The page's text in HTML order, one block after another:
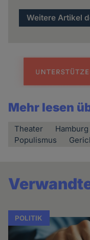
Weitere Artikel
Mehr lesen
Theater Hamburg
Populismus
POLITIK